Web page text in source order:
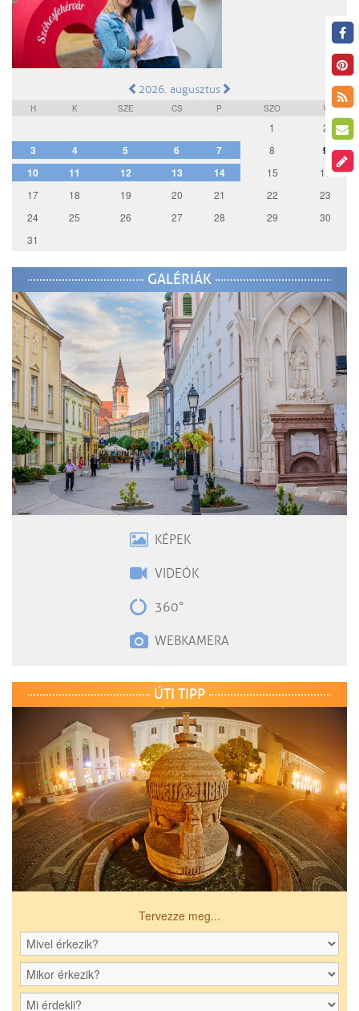
2026. augusztus
H K SZE CS P SZO V
1 2
3 4 5 6 7 8
9
10
11 12 13 14 15
16
17
18 19 20 21 22
23
24
25 26 27 28 29
30
31
GALÉRIÁK
KÉPEK
VIDEÓK
360°
WEBKAMERA
ÚTI TIPP
Tervezze meg...